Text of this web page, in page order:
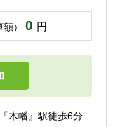
） 0 円
木幡』駅徒歩6分